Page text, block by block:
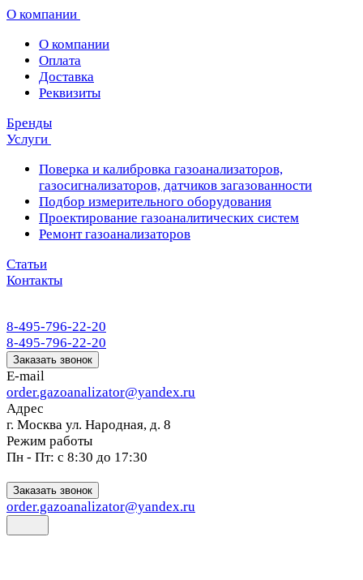
О компании
О компании
Оплата
Доставка
Реквизиты
Бренды
Услуги
Поверка и калибровка газоанализаторов,
газосигнализаторов, датчиков загазованности
Подбор измерительного оборудования
Проектирование газоаналитических систем
Ремонт газоанализаторов
Статьи
Контакты
8-495-796-22-20
8-495-796-22-20
Заказать звонок
E-mail
order.gazoanalizator@yandex.ru
Адрес
г. Москва ул. Народная, д. 8
Режим работы
Пн - Пт: с 8:30 до 17:30
Заказать звонок
order.gazoanalizator@yandex.ru